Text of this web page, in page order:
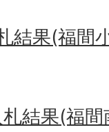
結果(福間
結果(福